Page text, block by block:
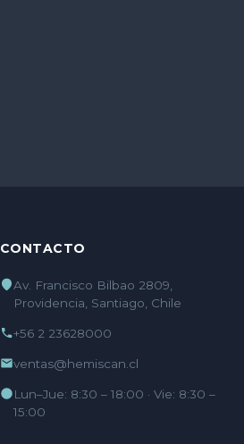
CONTACTO
Av. Francisco Bilbao 2809,
Providencia, Santiago, Chile
+56 2 23628000
ventas@hemiscan.cl
Lun–Jue: 8:30 – 18:00 · Vie: 8:30 –
15:00